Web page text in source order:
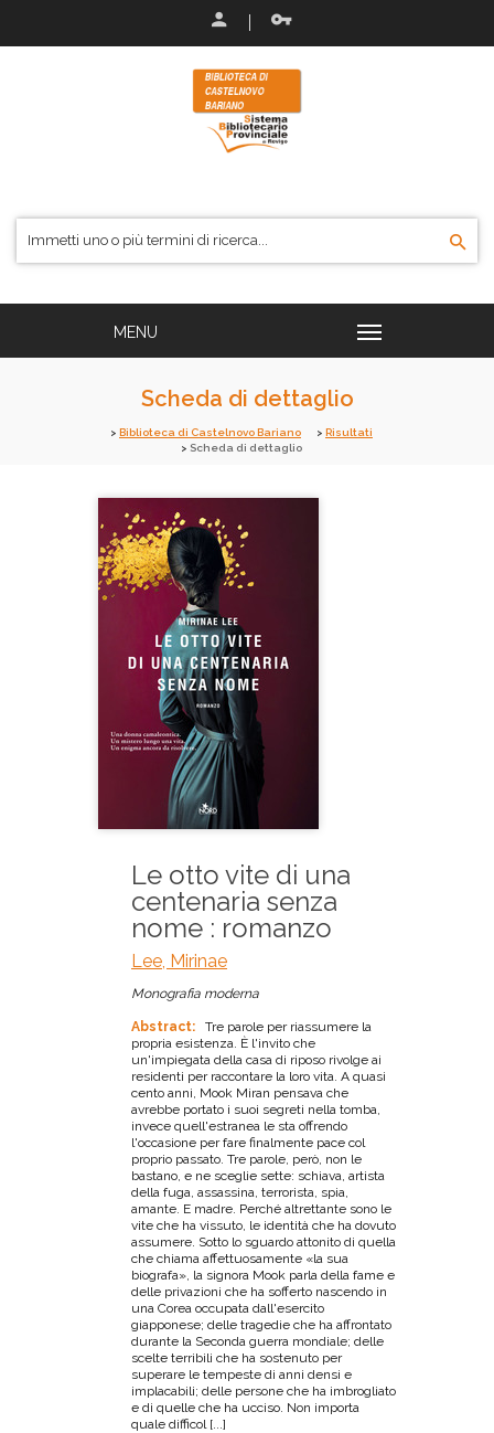
Scheda di dettaglio
Biblioteca di Castelnovo Bariano
Risultati
Scheda di dettaglio
Le otto vite di una
centenaria senza
nome : romanzo
Lee, Mirinae
Monografia moderna
Abstract:
Tre parole per riassumere la
propria esistenza. È l'invito che
un'impiegata della casa di riposo rivolge ai
residenti per raccontare la loro vita. A quasi
cento anni, Mook Miran pensava che
avrebbe portato i suoi segreti nella tomba,
invece quell'estranea le sta offrendo
l'occasione per fare finalmente pace col
proprio passato. Tre parole, però, non le
bastano, e ne sceglie sette: schiava, artista
della fuga, assassina, terrorista, spia,
amante. E madre. Perché altrettante sono le
vite che ha vissuto, le identità che ha dovuto
assumere. Sotto lo sguardo attonito di quella
che chiama affettuosamente «la sua
biografa», la signora Mook parla della fame e
delle privazioni che ha sofferto nascendo in
una Corea occupata dall'esercito
giapponese; delle tragedie che ha affrontato
durante la Seconda guerra mondiale; delle
scelte terribili che ha sostenuto per
superare le tempeste di anni densi e
implacabili; delle persone che ha imbrogliato
e di quelle che ha ucciso. Non importa
quale difficol [...]